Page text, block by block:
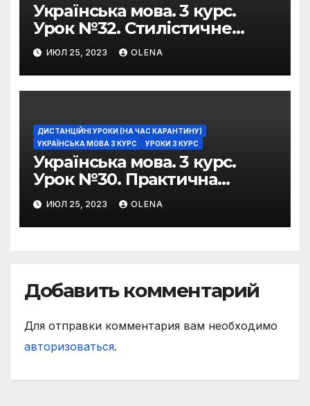
Українська мова. 3 курс.
Урок №32. Стилістичне
забарвлення
фразеологізмів
ИЮЛ 25, 2023 OLENA
ДИСТАНЦІЙНІ УРОКИ (НА ЧАС КАРАНТИНУ)
УКРАЇНСЬКА МОВА 3 КУРС
УРОКИ 3 КУРС
Українська мова. 3 курс.
Урок №30. Практична
риторика. Оцінювальні
жанри. Характеристика
ИЮЛ 25, 2023 OLENA
Добавить комментарий
Для отправки комментария вам необходимо
авторизоваться.